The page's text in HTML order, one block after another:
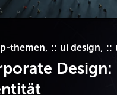
themen, ui design,